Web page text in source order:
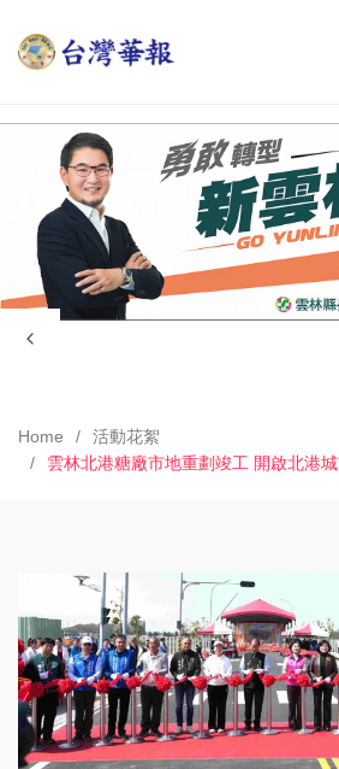
Home
活動花絮
雲林北港糖廠市地重劃竣工 開啟北港城